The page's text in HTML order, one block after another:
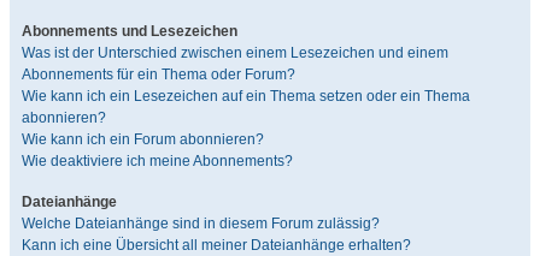
Abonnements und Lesezeichen
Was ist der Unterschied zwischen einem Lesezeichen und einem
Abonnements für ein Thema oder Forum?
Wie kann ich ein Lesezeichen auf ein Thema setzen oder ein Thema
abonnieren?
Wie kann ich ein Forum abonnieren?
Wie deaktiviere ich meine Abonnements?
Dateianhänge
Welche Dateianhänge sind in diesem Forum zulässig?
Kann ich eine Übersicht all meiner Dateianhänge erhalten?